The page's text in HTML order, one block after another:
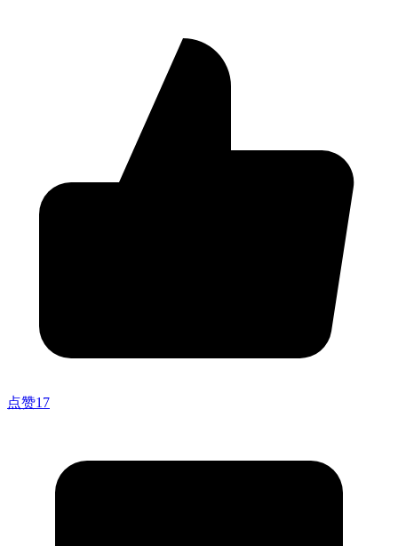
点赞17